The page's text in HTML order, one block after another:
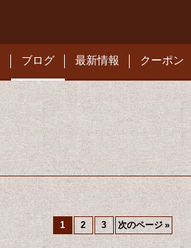
ブログ 最新情報 クーポン
1 2 3 次のページ »